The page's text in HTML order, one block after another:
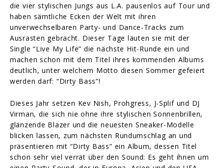
die vier stylischen Jungs aus L.A. pausenlos auf Tour und
haben sämtliche Ecken der Welt mit ihren
unverwechselbaren Party- und Dance-Tracks zum
Ausrasten gebracht. Dieser Tage läuten sie mit der
Single “Live My Life” die nächste Hit-Runde ein und
machen schon mit dem Titel ihres kommenden Albums
deutlich, unter welchem Motto diesen Sommer gefeiert
werden darf: “Dirty Bass”!
Dieses Jahr setzen Kev Nish, Prohgress, J-Splif und DJ
Virman, die sich nie ohne ihre stylischen Sonnenbrillen,
glänzende Blazer und die neuesten Sneaker-Modelle
blicken lassen, zum nächsten Rundumschlag an und
präsentieren mit “Dirty Bass” ein Album, dessen Titel
schon sehr viel verrät über den Sound: Es geht ihnen um